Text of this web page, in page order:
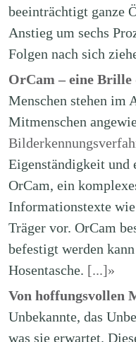
beeinträchtigt ganze
Anstieg um sechs
Folgen nach sich
OrCam – eine
Menschen stehen im
Mitmenschen
Eigenständigkeit und
OrCam, ein
Informationstexte
Träger vor. OrCam
befestigt werden
Hosentasche. [...]»
Von hoffungsvollen
Unbekannte, das
was sie erwartet.